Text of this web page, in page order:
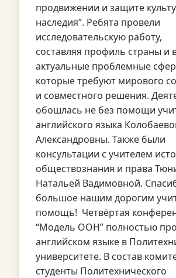
продвижении и защите
наследия”. Ребята провели
исследовательскую работу,
составляя профиль страны и
актуальные проблемные
которые требуют мирового
и совместного решения.
обошлась не без помощи
английского языка
Александровны. Также были
консультации с учителем
обществознания и права
Натальей Вадимовной.
большое нашим дорогим
помощь! Четвёртая
“Модель ООН” полностью
английском языке в
университете. В состав
студенты Политехнического